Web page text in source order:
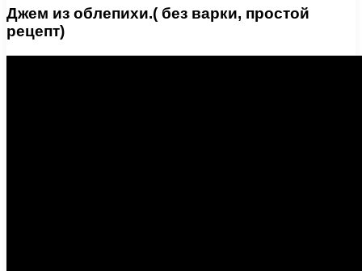
Джем из облепихи.( без варки, простой
рецепт)